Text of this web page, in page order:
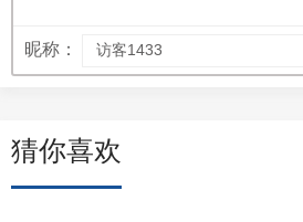
昵称：
猜你喜欢